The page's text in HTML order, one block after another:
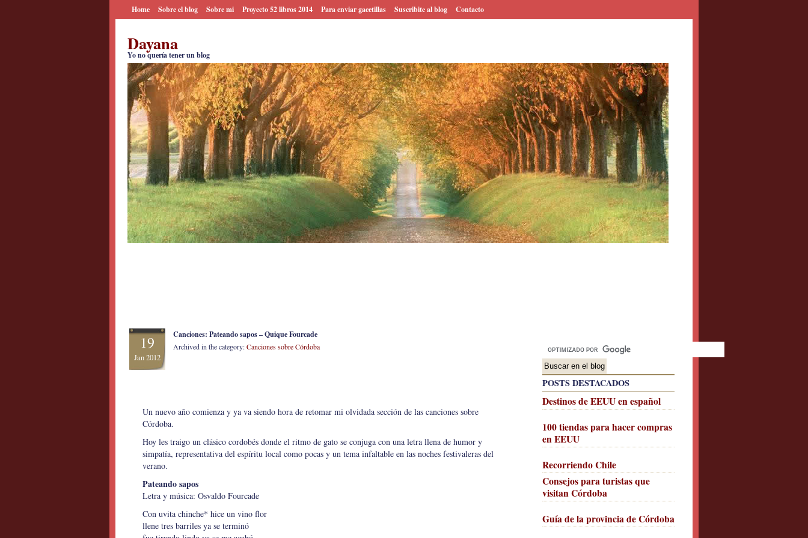
Home Sobre el blog Sobre mi Proyecto 52 libros 2014 Para enviar gacetillas Suscribite al blog Contacto
Dayana
Yo no quería tener un blog
POSTS DESTACADOS
Destinos de EEUU en español
100 tiendas para hacer compras
en EEUU
Recorriendo Chile
Consejos para turistas que
visitan Córdoba
Guía de la provincia de Córdoba
19
Jan 2012
Canciones: Pateando sapos – Quique Fourcade
Archived in the category:Canciones sobre Córdoba
Un nuevo año comienza y ya va siendo hora de retomar mi olvidada sección de las canciones sobre
Córdoba.
Hoy les traigo un clásico cordobés donde el ritmo de gato se conjuga con una letra llena de humor y
simpatía, representativa del espíritu local como pocas y un tema infaltable en las noches festivaleras del
verano.
Pateando sapos
Letra y música: Osvaldo Fourcade
Con uvita chinche* hice un vino flor
llene tres barriles ya se terminó